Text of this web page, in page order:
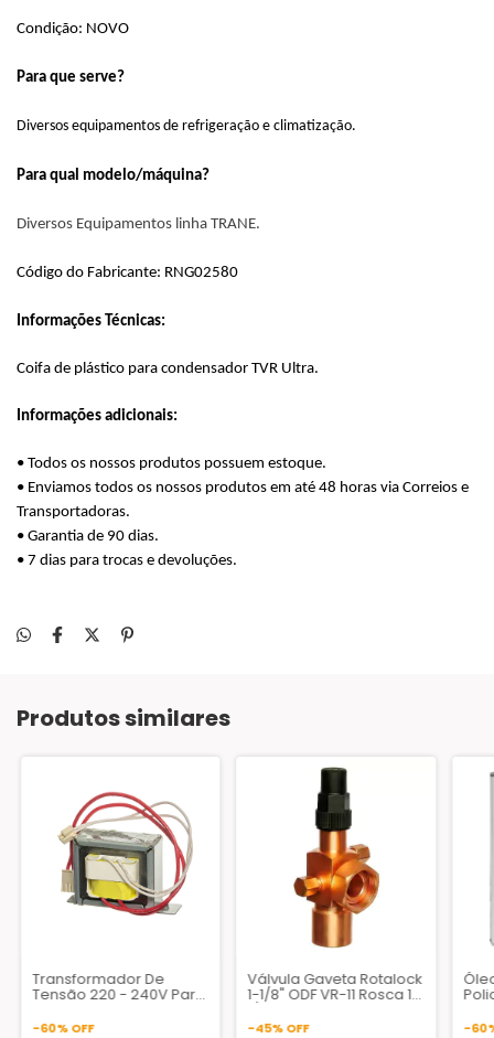
Condição: NOVO
Para que serve?
Diversos equipamentos de refrigeração e climatização.
Para qual modelo/máquina?
Diversos Equipamentos linha TRANE.
Código do Fabricante: RNG02580
Informações Técnicas:
Coifa de plástico para condensador TVR Ultra.
Informações adicionais:
• Todos os nossos produtos possuem estoque.
• Enviamos todos os nossos produtos em até 48 horas via Correios e
Transportadoras.
• Garantia de 90 dias.
• 7 dias para trocas e devoluções.
Produtos similares
Transformador De
Tensão 220 - 240V Para
-60%OFF
Válvula Gaveta Rotalock
1-1/8" ODF VR-11 Rosca 1-
1/4" - 12UN
-45%OFF -60